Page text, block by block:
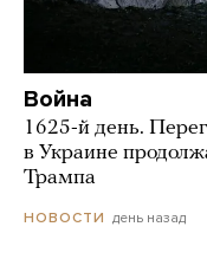
Война
1625-й день.
в Украине
Трампа
НОВОСТИ день назад